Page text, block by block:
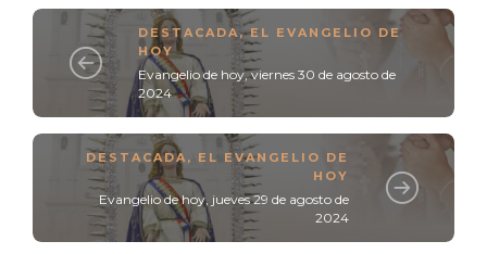
DESTACADA ,EL EVANGELIO DE
HOY
Evangelio de hoy, viernes 30 de agosto de
2024
DESTACADA , EL EVANGELIO DE
HOY
Evangelio de hoy, jueves 29 de agosto de
2024